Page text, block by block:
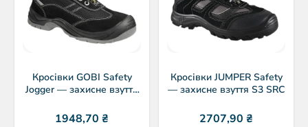
Кросівки GOBI Safety
Jogger — захисне взуття
1948,70 ₴
Кросівки JUMPER Safety
— захисне взуття S3 SRC
2707,90 ₴